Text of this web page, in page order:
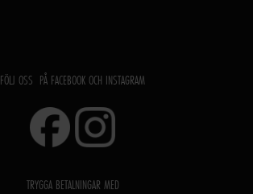
FÖLJ OSS PÅ FACEBOOK OCH INSTAGRAM
TRYGGA BETALNINGAR MED